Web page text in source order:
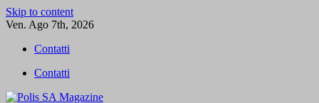
Skip to content
Ven. Ago 7th, 2026
Contatti
Contatti